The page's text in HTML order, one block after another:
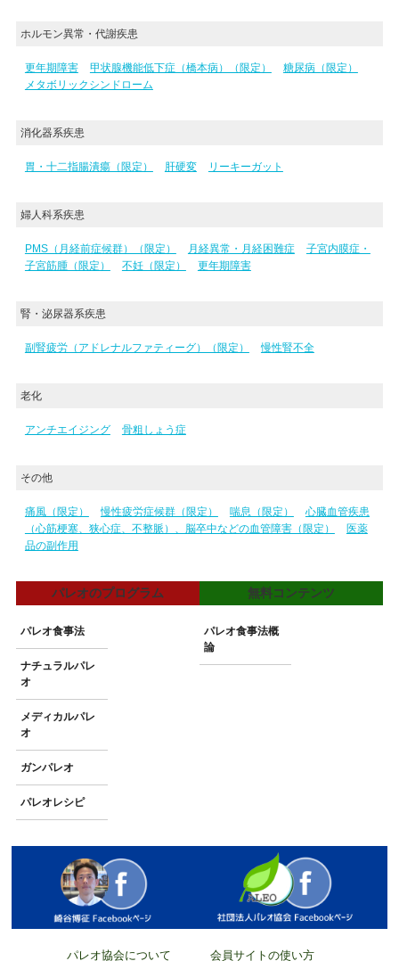
ホルモン異常・代謝疾患
更年期障害 甲状腺機能低下症（橋本病）（限定）
糖尿病（限定）
メタボリックシンドローム
消化器系疾患
胃・十二指腸潰瘍（限定） 肝硬変 リーキーガット
婦人科系疾患
PMS（月経前症候群）（限定） 月経異常・月経困難症
子宮内膜症・
子宮筋腫（限定）
不妊（限定） 更年期障害
腎・泌尿器系疾患
副腎疲労（アドレナルファティーグ）（限定） 慢性腎不全
老化
アンチエイジング 骨粗しょう症
その他
痛風（限定） 慢性疲労症候群（限定） 喘息（限定）
心臓血管疾患
（心筋梗塞、狭心症、不整脈）、脳卒中などの血管障害（限定）
医薬
品の副作用
パレオのプログラム
パレオ食事法
ナチュラルパレ
オ
メディカルパレ
オ
ガンパレオ
パレオレシピ
無料コンテンツ
パレオ食事法概
論
パレオ協会について 会員サイトの使い方